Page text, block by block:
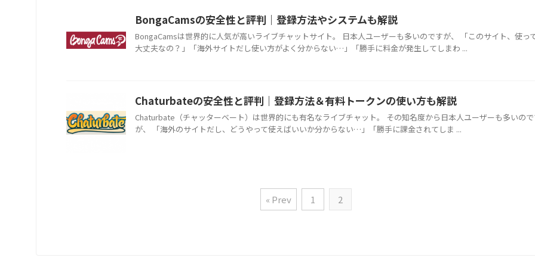
BongaCamsの安全性と評判｜登録方法やシステムも解説
BongaCamsは世界的に人気が高いライブチャットサイト。 日本人ユーザーも多いのですが、 「このサイト、使っ
大丈夫なの？」「海外サイトだし使い方がよく分からない…」「勝手に料金が発生してしまわ ...
Chaturbateの安全性と評判｜登録方法＆有料トークンの使い方も解説
Chaturbate（チャッターベート）は世界的にも有名なライブチャット。 その知名度から日本人ユーザーも多いの
が、 「海外のサイトだし、どうやって使えばいいか分からない…」「勝手に課金されてしま ...
« Prev 1 2